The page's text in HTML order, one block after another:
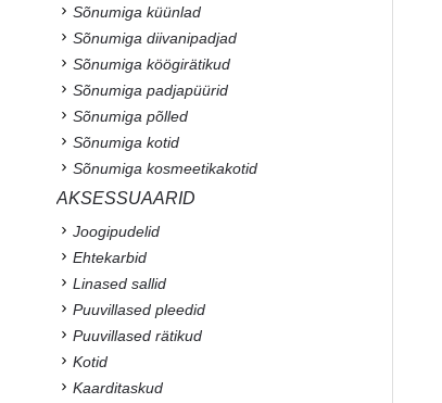
Sõnumiga küünlad
Sõnumiga diivanipadjad
Sõnumiga köögirätikud
Sõnumiga padjapüürid
Sõnumiga põlled
Sõnumiga kotid
Sõnumiga kosmeetikakotid
AKSESSUAARID
Joogipudelid
Ehtekarbid
Linased sallid
Puuvillased pleedid
Puuvillased rätikud
Kotid
Kaarditaskud